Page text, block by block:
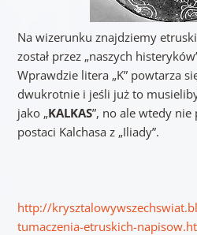
Na wizerunku znajdziemy
został przez „naszych
Wprawdzie litera „K” powtarza
dwukrotnie i jeśli już to
jako „KALKAS”, no ale wtedy nie
postaci Kalchasa z „Iliady”.
http://
tumaczenia-etruskich-